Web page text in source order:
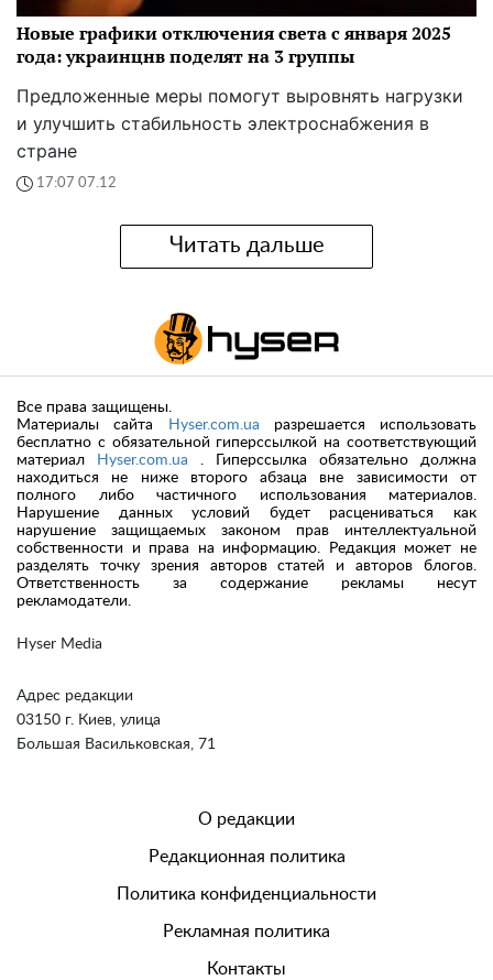
Новые графики отключения света с января 2025
года: украинцнв поделят на 3 группы
Предложенные меры помогут выровнять нагрузки
и улучшить стабильность электроснабжения в
стране
17:07 07.12
Читать дальше
Hyser Media
Адрес редакции
03150 г. Киев, улица
Большая Васильковская, 71
Все права защищены.
Материалы сайта
Hyser.com.ua разрешается использовать
бесплатно с обязательной гиперссылкой на соответствующий
материал
Hyser.com.ua . Гиперссылка обязательно должна
находиться не ниже второго абзаца вне зависимости от
полного либо частичного использования материалов.
Нарушение данных условий будет расцениваться как
нарушение защищаемых законом прав интеллектуальной
собственности и права на информацию. Редакция может не
разделять точку зрения авторов статей и авторов блогов.
Ответственность за содержание рекламы несут
рекламодатели.
О редакции
Редакционная политика
Политика конфиденциальности
Рекламная политика
Контакты